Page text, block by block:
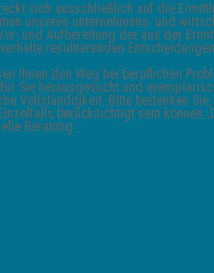
sich ausschließlich auf die
unseres unternehmens- und
und Aufbereitung der aus der
resultierenden
Ihnen den Weg bei beruflichen
Sie herausgesucht und
Vollständigkeit. Bitte bedenken
berücksichtigt sein können.
Beratung.